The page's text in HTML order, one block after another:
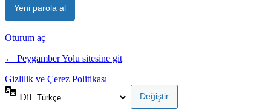
Oturum aç
← Peygamber Yolu sitesine git
Gizlilik ve Çerez Politikası
Dil